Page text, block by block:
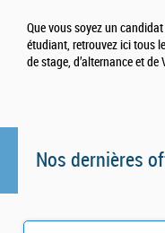
Que vous soyez un
étudiant, retrouvez ici tous
de stage, d’alternance et de
Nos dernières